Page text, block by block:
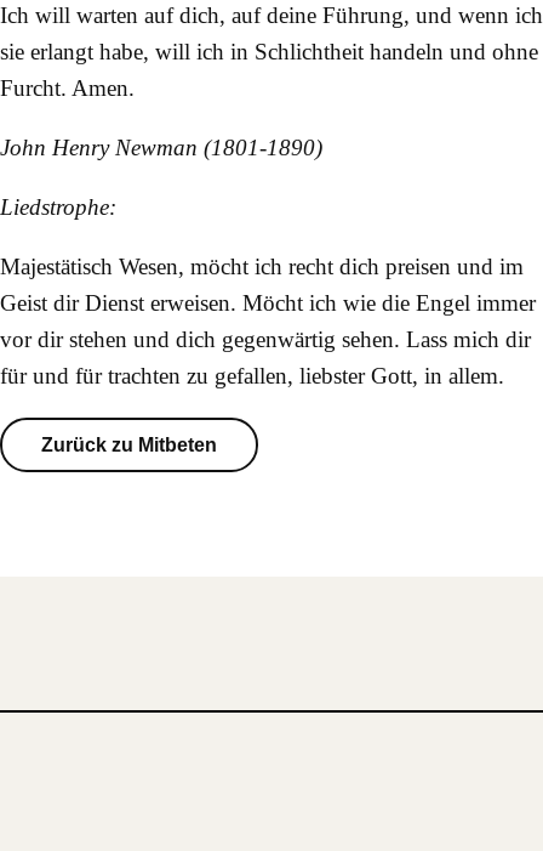
Ich will warten auf dich, auf deine Führung, und wenn ich
sie erlangt habe, will ich in Schlichtheit handeln und ohne
Furcht. Amen.
John Henry Newman (1801-1890)
Liedstrophe:
Majestätisch Wesen, möcht ich recht dich preisen und im
Geist dir Dienst erweisen. Möcht ich wie die Engel immer
vor dir stehen und dich gegenwärtig sehen. Lass mich dir
für und für trachten zu gefallen, liebster Gott, in allem.
Zurück zu Mitbeten